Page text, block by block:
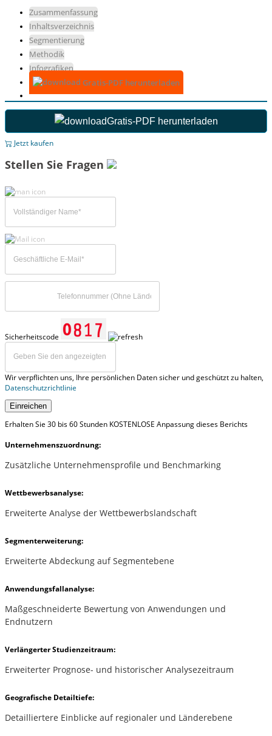
Zusammenfassung
Inhaltsverzeichnis
Segmentierung
Methodik
Infografiken
Gratis-PDF herunterladen
Gratis-PDF herunterladen
Jetzt kaufen
Stellen Sie Fragen
Sicherheitscode
Wir verpflichten uns, Ihre persönlichen Daten sicher und geschützt zu halten,
Datenschutzrichtlinie
Einreichen
Erhalten Sie 30 bis 60 Stunden KOSTENLOSE Anpassung dieses Berichts
Unternehmenszuordnung:
Zusätzliche Unternehmensprofile und Benchmarking
Wettbewerbsanalyse:
Erweiterte Analyse der Wettbewerbslandschaft
Segmenterweiterung:
Erweiterte Abdeckung auf Segmentebene
Anwendungsfallanalyse:
Maßgeschneiderte Bewertung von Anwendungen und
Endnutzern
Verlängerter Studienzeitraum:
Erweiterter Prognose- und historischer Analysezeitraum
Geografische Detailtiefe:
Detailliertere Einblicke auf regionaler und Länderebene